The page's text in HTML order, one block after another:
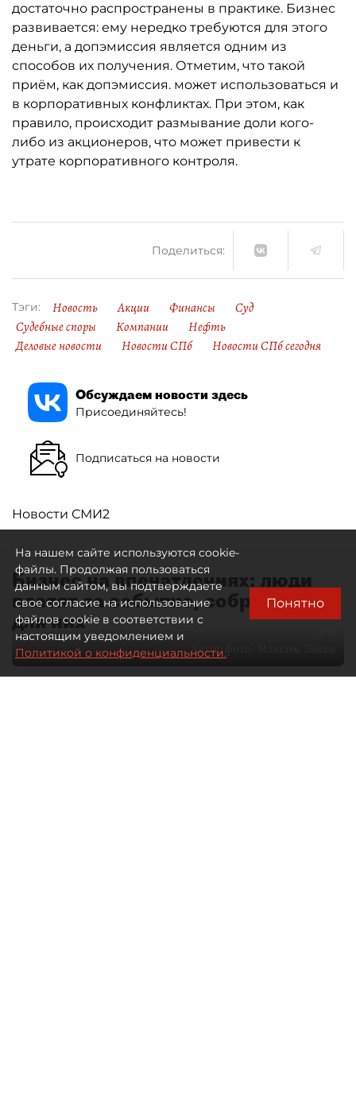
достаточно распространены в практике. Бизнес
развивается: ему нередко требуются для этого
деньги, а допэмиссия является одним из
способов их получения. Отметим, что такой
приём, как допэмиссия. может использоваться и
в корпоративных конфликтах. При этом, как
правило, происходит размывание доли кого-
либо из акционеров, что может привести к
утрате корпоративного контроля.
Поделиться:
Тэги: Новость Акции Финансы
Суд
Судебные споры
Компании
Нефть
Деловые новости
Новости СПб Новости СПб сегодня
Обсуждаем новости здесь
Присоединяйтесь!
Подписаться на новости
Новости СМИ2
Бизнес на впечатлениях: люди
платят за событие, собранное
для них
Автор фото:
На нашем сайте используются cookie-
файлы. Продолжая пользоваться
данным сайтом, вы подтверждаете
свое согласие на использование
файлов cookie в соответствии с
настоящим уведомлением и
Политикой о конфиденциальности.
Понятно